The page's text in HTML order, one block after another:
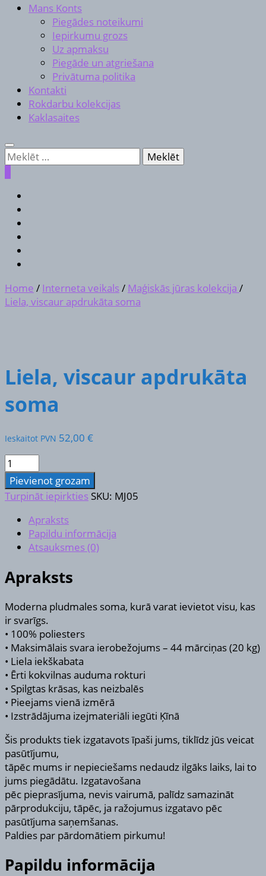
Mans Konts
Piegādes noteikumi
Iepirkumu grozs
Uz apmaksu
Piegāde un atgriešana
Privātuma politika
Kontakti
Rokdarbu kolekcijas
Kaklasaites
Meklēt:
Home / Interneta veikals/ Maģiskās jūras kolekcija /
Liela, viscaur apdrukāta soma
Liela, viscaur apdrukāta
soma
Ieskaitot PVN 52,00 €
Liela,
viscaur
apdrukāta
soma
daudzums
Pievienot grozam
Turpināt iepirkties SKU: MJ05
Apraksts
Papildu informācija
Atsauksmes (0)
Apraksts
Moderna pludmales soma, kurā varat ievietot visu, kas
ir svarīgs.
• 100% poliesters
• Maksimālais svara ierobežojums – 44 mārciņas (20 kg)
• Liela iekškabata
• Ērti kokvilnas auduma rokturi
• Spilgtas krāsas, kas neizbalēs
• Pieejams vienā izmērā
• Izstrādājuma izejmateriāli iegūti Ķīnā
Šis produkts tiek izgatavots īpaši jums, tiklīdz jūs veicat
pasūtījumu,
tāpēc mums ir nepieciešams nedaudz ilgāks laiks, lai to
jums piegādātu. Izgatavošana
pēc pieprasījuma, nevis vairumā, palīdz samazināt
pārprodukciju, tāpēc, ja ražojumus izgatavo pēc
pasūtījuma saņemšanas.
Paldies par pārdomātiem pirkumu!
Papildu informācija